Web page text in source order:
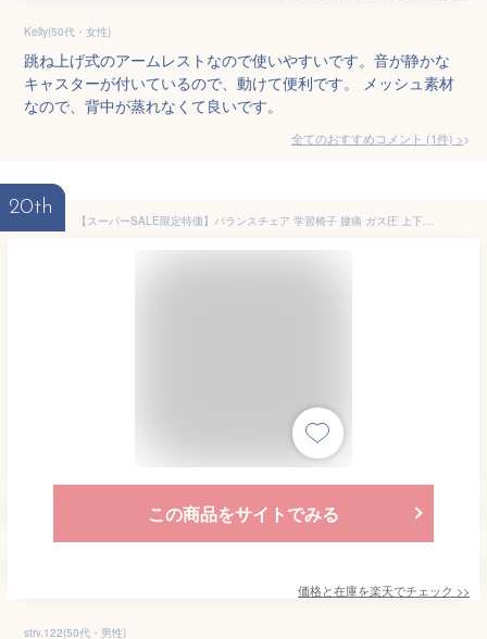
Kelly(50代・女性)
跳ね上げ式のアームレストなので使いやすいです。音が静かな
キャスターが付いているので、動けて便利です。 メッシュ素材
なので、背中が蒸れなくて良いです。
全てのおすすめコメント (1件) >
20th
【スーパーSALE限定特価】バランスチェア 学習椅子 腰痛 ガス圧 上下昇降 高さ 角度調節 背もたれ グリップ 姿勢 キャスター テレワーク ブラック EEX-CHB01
この商品をサイトでみる
価格と在庫を楽天でチェック >>
strv.122(50代・男性)